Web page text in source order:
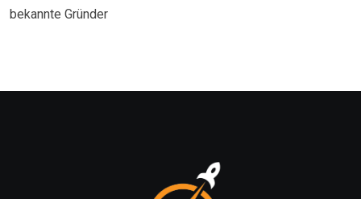
bekannte Gründer